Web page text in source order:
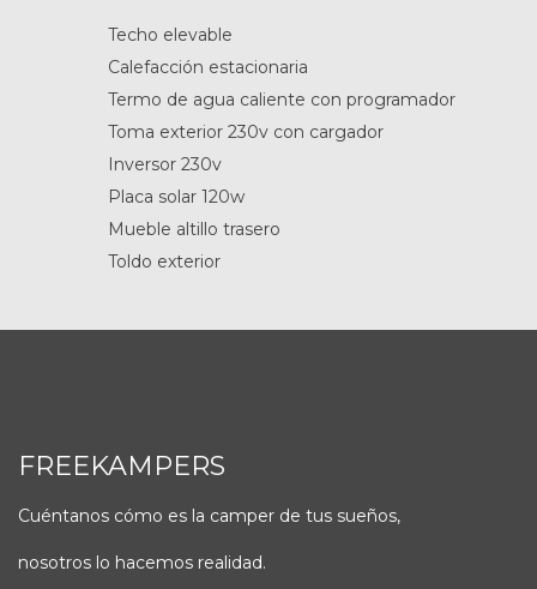
Techo elevable
Calefacción estacionaria
Termo de agua caliente con programador
Toma exterior 230v con cargador
Inversor 230v
Placa solar 120w
Mueble altillo trasero
Toldo exterior
FREEKAMPERS
Cuéntanos cómo es la camper de tus sueños,
nosotros lo hacemos realidad.